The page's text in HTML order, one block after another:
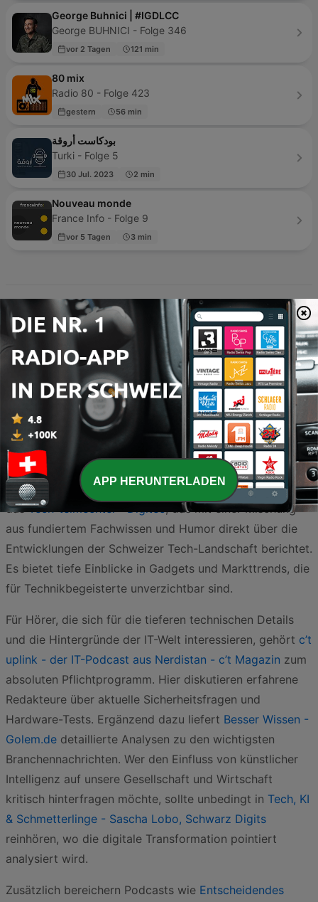
George Buhnici | #IGDLCC
George BUHNICI - Folge 346
vor 2 Tagen 121 min
80 mix
Radio 80 - Folge 423
gestern 56 min
بودكاست أروقة
Turki - Folge 5
30 Jul. 2023 2 min
Nouveau monde
France Info - Folge 9
vor 5 Tagen 3 min
Technologie entwickelt sich rasant, und gerade in der
Schweiz, einem globalen Zentrum für Innovation und
digitale Forschung, ist es entscheidend, stets am Puls
der Zeit zu bleiben. Wer die neuesten Trends in den
Bereichen Digitalisierung, künstliche Intelligenz,
Hardware und Software verstehen möchte, findet in
unserer kuratierten Auswahl erstklassige Audioformate,
die komplexe Themen verständlich und unterhaltsam
aufbereiten. Besonders populär in der lokalen Szene ist
dasTech-telmechtel - Digitec, das mit einer Mischung
aus fundiertem Fachwissen und Humor direkt über die
Entwicklungen der Schweizer Tech-Landschaft berichtet.
Es bietet tiefe Einblicke in Gadgets und Markttrends, die
für Technikbegeisterte unverzichtbar sind.
Für Hörer, die sich für die tieferen technischen Details
und die Hintergründe der IT-Welt interessieren, gehört c’t
uplink - der IT-Podcast aus Nerdistan - c’t Magazin zum
absoluten Pflichtprogramm. Hier diskutieren erfahrene
Redakteure über aktuelle Sicherheitsfragen und
Hardware-Tests. Ergänzend dazu liefert Besser Wissen -
Golem.de detaillierte Analysen zu den wichtigsten
Branchennachrichten. Wer den Einfluss von künstlicher
Intelligenz auf unsere Gesellschaft und Wirtschaft
kritisch hinterfragen möchte, sollte unbedingt in Tech, KI
& Schmetterlinge - Sascha Lobo, Schwarz Digits
reinhören, wo die digitale Transformation pointiert
analysiert wird.
Zusätzlich bereichern Podcasts wie Entscheidendes
APP HERUNTERLADEN